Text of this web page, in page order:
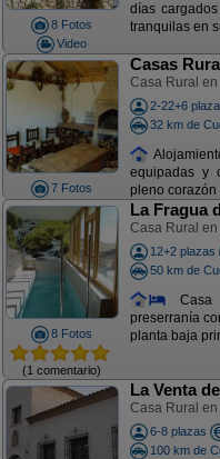
8 Fotos
Video
días
tranquilas en
7 Fotos
Casas
Casa Rural en
2-22+6
32 km de
equipadas y
pleno corazón
8 Fotos
(1 comentario)
La Fragua
Casa Rural en
12+2 plazas
50 km de
Casa
preserranía
planta baja
La Venta
Casa Rural en
6-8 plazas
100 km de